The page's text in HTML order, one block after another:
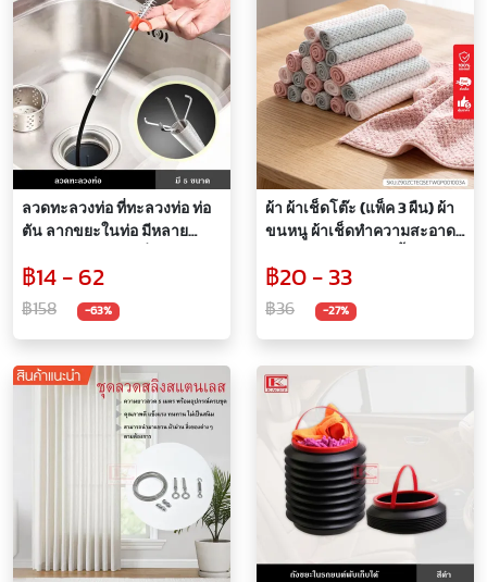
ลวดทะลวงท่อ ที่ทะลวงท่อ ท่อ
ตัน ลากขยะในท่อ มีหลาย
แบบคีบ 4 แฉก
฿14 - 62
฿158 -63%
ผ้า ผ้าเช็ดโต๊ะ (แพ็ค 3 ผืน) ผ้า
ขนหนู ผ้าเช็ดทำความสะอาด
฿20 - 33
฿36 -27%